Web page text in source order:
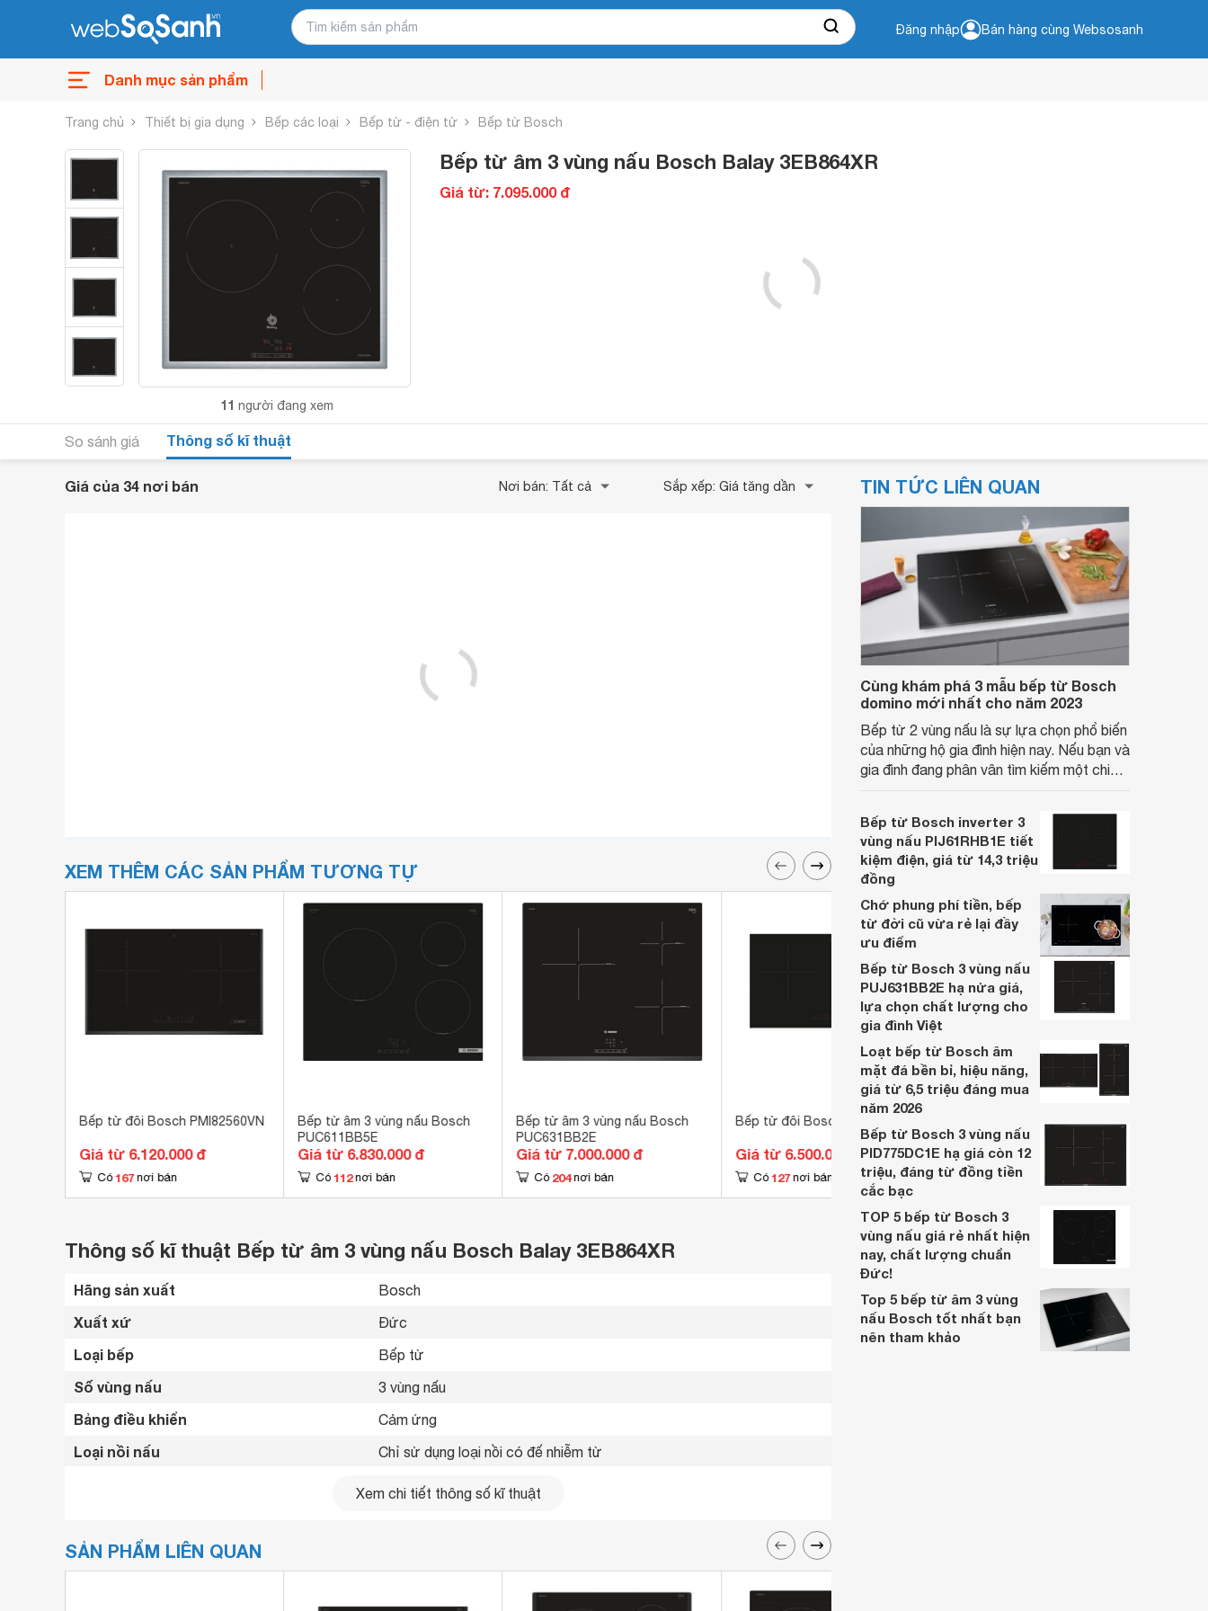
Đăng nhập Bán hàng cùng Websosanh
Danh mục sản phẩm
Trang chủ Thiết bị gia dụng Bếp các loại Bếp từ - điện từ Bếp từ Bosch
11 người đang xem
Bếp từ âm 3 vùng nấu Bosch Balay 3EB864XR
Giá từ: 7.095.000 đ
So sánh giá Thông số kĩ thuật
Giá của 34 nơi bán Nơi bán: Tất cả Sắp xếp: Giá tăng dần
XEM THÊM CÁC SẢN PHẨM TƯƠNG TỰ
Bếp từ đôi Bosch PMI82560VN
Giá từ 6.120.000 đ
Có 167 nơi bán
Bếp từ âm 3 vùng nấu Bosch
PUC611BB5E
Giá từ 6.830.000 đ
Có 112 nơi bán
Bếp từ âm 3 vùng nấu Bosch
PUC631BB2E
Giá từ 7.000.000 đ
Có 204 nơi bán
Bếp từ đôi Bosch PMI82566VN
Giá từ 6.500.000 đ
Có 127 nơi bán
Bếp từ đôi Bosch PMI8256EVN
Giá từ 6.770.000 đ
Có 120 nơi bán
Thông số kĩ thuật Bếp từ âm 3 vùng nấu Bosch Balay 3EB864XR
Hãng sản xuất Bosch
Xuất xứ Đức
Loại bếp Bếp từ
Số vùng nấu 3 vùng nấu
Bảng điều khiển Cảm ứng
Loại nồi nấu Chỉ sử dụng loại nồi có đế nhiễm từ
Cảnh báo nhiệt dư hai cấp độ
Kích thước lắp âm
Xem chi tiết thông số kĩ thuật
SẢN PHẨM LIÊN QUAN
TIN TỨC LIÊN QUAN
Cùng khám phá 3 mẫu bếp từ Bosch
domino mới nhất cho năm 2023
Bếp từ 2 vùng nấu là sự lựa chọn phổ biến
của những hộ gia đình hiện nay. Nếu bạn và
gia đình đang phân vân tìm kiếm một chiếc
để có được sự lựa chọn tốt nhất bạn nhé.
Bếp từ Bosch inverter 3
vùng nấu PIJ61RHB1E tiết
kiệm điện, giá từ 14,3 triệu
đồng
Chớ phung phí tiền, bếp
từ đời cũ vừa rẻ lại đầy
ưu điểm
Bếp từ Bosch 3 vùng nấu
PUJ631BB2E hạ nửa giá,
lựa chọn chất lượng cho
gia đình Việt
Loạt bếp từ Bosch âm
mặt đá bền bỉ, hiệu năng,
giá từ 6,5 triệu đáng mua
năm 2026
Bếp từ Bosch 3 vùng nấu
PID775DC1E hạ giá còn 12
triệu, đáng từ đồng tiền
cắc bạc
TOP 5 bếp từ Bosch 3
vùng nấu giá rẻ nhất hiện
nay, chất lượng chuẩn
Đức!
Top 5 bếp từ âm 3 vùng
nấu Bosch tốt nhất bạn
nên tham khảo